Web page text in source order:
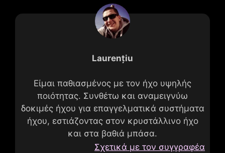
Laurențiu
Είμαι παθιασμένος με τον ήχο υψηλής
ποιότητας. Συνθέτω και αναμειγνύω
δοκιμές ήχου για επαγγελματικά συστήματα
ήχου, εστιάζοντας στον κρυστάλλινο ήχο
και στα βαθιά μπάσα.
Σχετικά με τον συγγραφέα